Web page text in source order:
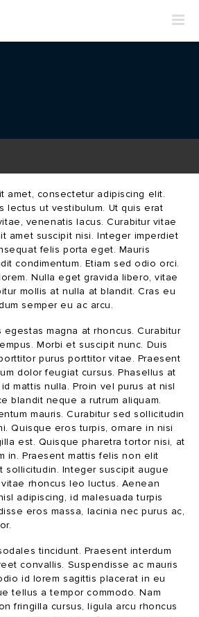
amet, consectetur adipiscing elit.
lectus ut vestibulum. Ut quis erat
venenatis lacus. Curabitur vitae
amet suscipit nisi. Integer imperdiet
felis porta eget. Mauris
condimentum. Etiam sed odio orci.
Nulla eget gravida libero, vitae
mollis at nulla at blandit. Cras eu
semper eu ac arcu.
magna at rhoncus. Curabitur
Morbi et suscipit nunc. Duis
purus porttitor vitae. Praesent
dolor feugiat cursus. Phasellus at
mattis nulla. Proin vel purus at nisl
blandit neque a rutrum aliquam.
mauris. Curabitur sed sollicitudin
Quisque eros turpis, ornare in nisi
est. Quisque pharetra tortor nisi, at
in. Praesent mattis felis non elit
sollicitudin. Integer suscipit augue
rhoncus leo luctus. Aenean
adipiscing, id malesuada turpis
eros massa, lacinia nec purus ac,
tincidunt. Praesent interdum
convallis. Suspendisse ac mauris
id lorem sagittis placerat in eu
tellus a tempor commodo. Nam
fringilla cursus, ligula arcu rhoncus